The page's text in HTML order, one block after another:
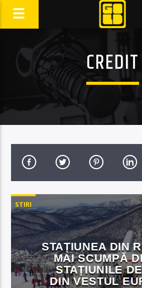
CREDIT
STIRI
STAȚIUNEA DIN
MAI SCUMPĂ
STAȚIUNILE
DIN VESTUL